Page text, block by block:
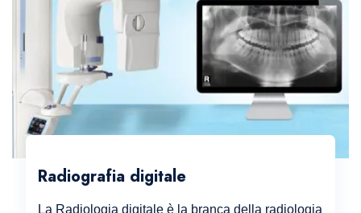
Radiografia digitale
La Radiologia digitale è la branca della radiologia